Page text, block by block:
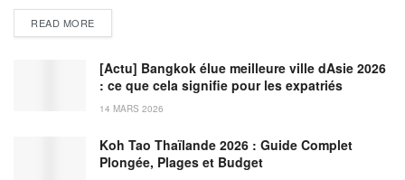
READ MOREDETAILS
[Actu] Bangkok élue meilleure ville dAsie 2026
: ce que cela signifie pour les expatriés
14 MARS 2026
Koh Tao Thaïlande 2026 : Guide Complet
Plongée, Plages et Budget